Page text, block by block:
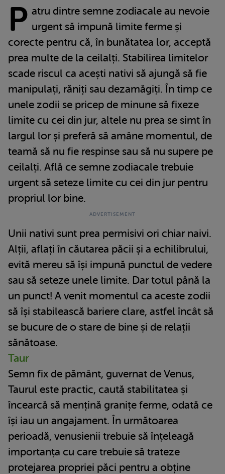
P atru dintre semne zodiacale au nevoie
urgent să impună limite ferme și
corecte pentru că, în bunătatea lor, acceptă
prea multe de la ceilalți. Stabilirea limitelor
scade riscul ca acești nativi să ajungă să fie
manipulați, răniți sau dezamăgiți. În timp ce
unele zodii se pricep de minune să fixeze
limite cu cei din jur, altele nu prea se simt în
largul lor și preferă să amâne momentul, de
teamă să nu fie respinse sau să nu supere pe
ceilalți. Află ce semne zodiacale trebuie
urgent să seteze limite cu cei din jur pentru
propriul lor bine.
Unii nativi sunt prea permisivi ori chiar naivi.
Alții, aflați în căutarea păcii și a echilibrului,
evită mereu să își impună punctul de vedere
sau să seteze unele limite. Dar totul până la
un punct! A venit momentul ca aceste zodii
să își stabilească bariere clare, astfel încât să
se bucure de o stare de bine și de relații
sănătoase.
Taur
Semn fix de pământ, guvernat de Venus,
Taurul este practic, caută stabilitatea și
încearcă să mențină granițe ferme, odată ce
își iau un angajament. În următoarea
perioadă, venusienii trebuie să înțeleagă
importanța cu care trebuie să trateze
protejarea propriei păci pentru a obține